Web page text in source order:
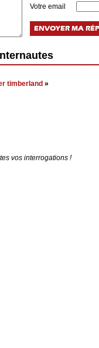
Votre email
timberland »
vos interrogations !